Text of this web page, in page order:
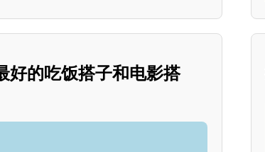
好的吃饭搭子和电影搭